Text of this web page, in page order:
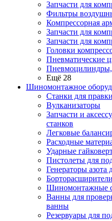
Запчасти для
Фильтры
Компрессорная
Запчасти для
Запчасти для
Головки
Пневматические
Пневмоцилиндры,
Ещё 28
Шиномонтажное
Станки для
Вулканизаторы
Запчасти и
станков
Легковые
Расходные
Ударные
Пистолеты для
Генераторы азота
Борторасширители
Шиномонтажные
Ванны для
ванны
Резервуары для